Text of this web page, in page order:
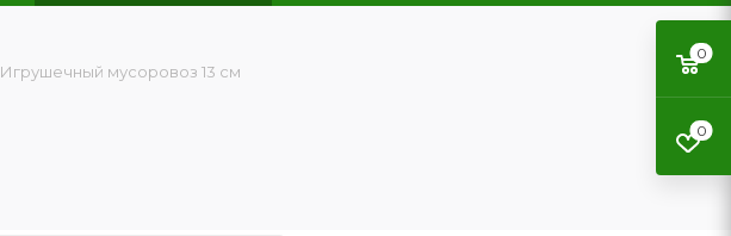
Игрушечный мусоровоз 13 см
0
0